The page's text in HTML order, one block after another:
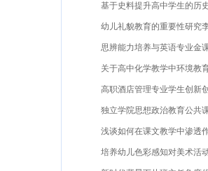
基于史料提升高中学生的历史
幼儿礼貌教育的重要性研究
思辨能力培养与英语专业金课
关于高中化学教学中环境教育
高职酒店管理专业学生创新创
独立学院思想政治教育公共课
浅谈如何在课文教学中渗透作
培养幼儿色彩感知对美术活动